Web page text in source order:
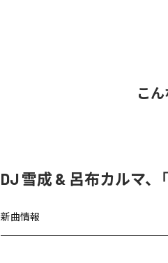
こ
DJ 雪成 & 呂布カルマ、
新曲情報